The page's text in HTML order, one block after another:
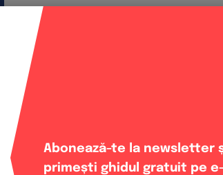
Abonează-te la newsletter
primești ghidul gratuit pe